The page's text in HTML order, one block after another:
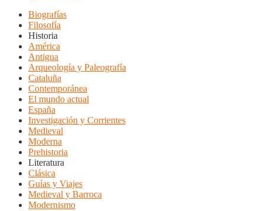
Biografías
Filosofía
Historia
América
Antigua
Arqueología y Paleografía
Cataluña
Contemporánea
El mundo actual
España
Investigación y Corrientes
Medieval
Moderna
Prehistoria
Literatura
Clásica
Guías y Viajes
Medieval y Barroca
Modernismo